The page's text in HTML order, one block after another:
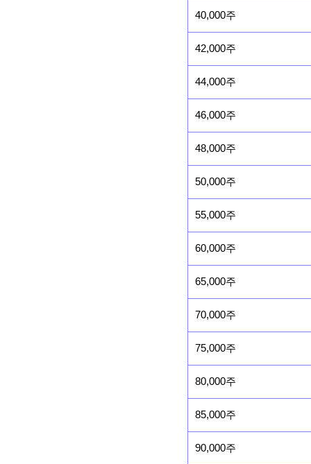
40,000주
42,000주
44,000주
46,000주
48,000주
50,000주
55,000주
60,000주
65,000주
70,000주
75,000주
80,000주
85,000주
90,000주